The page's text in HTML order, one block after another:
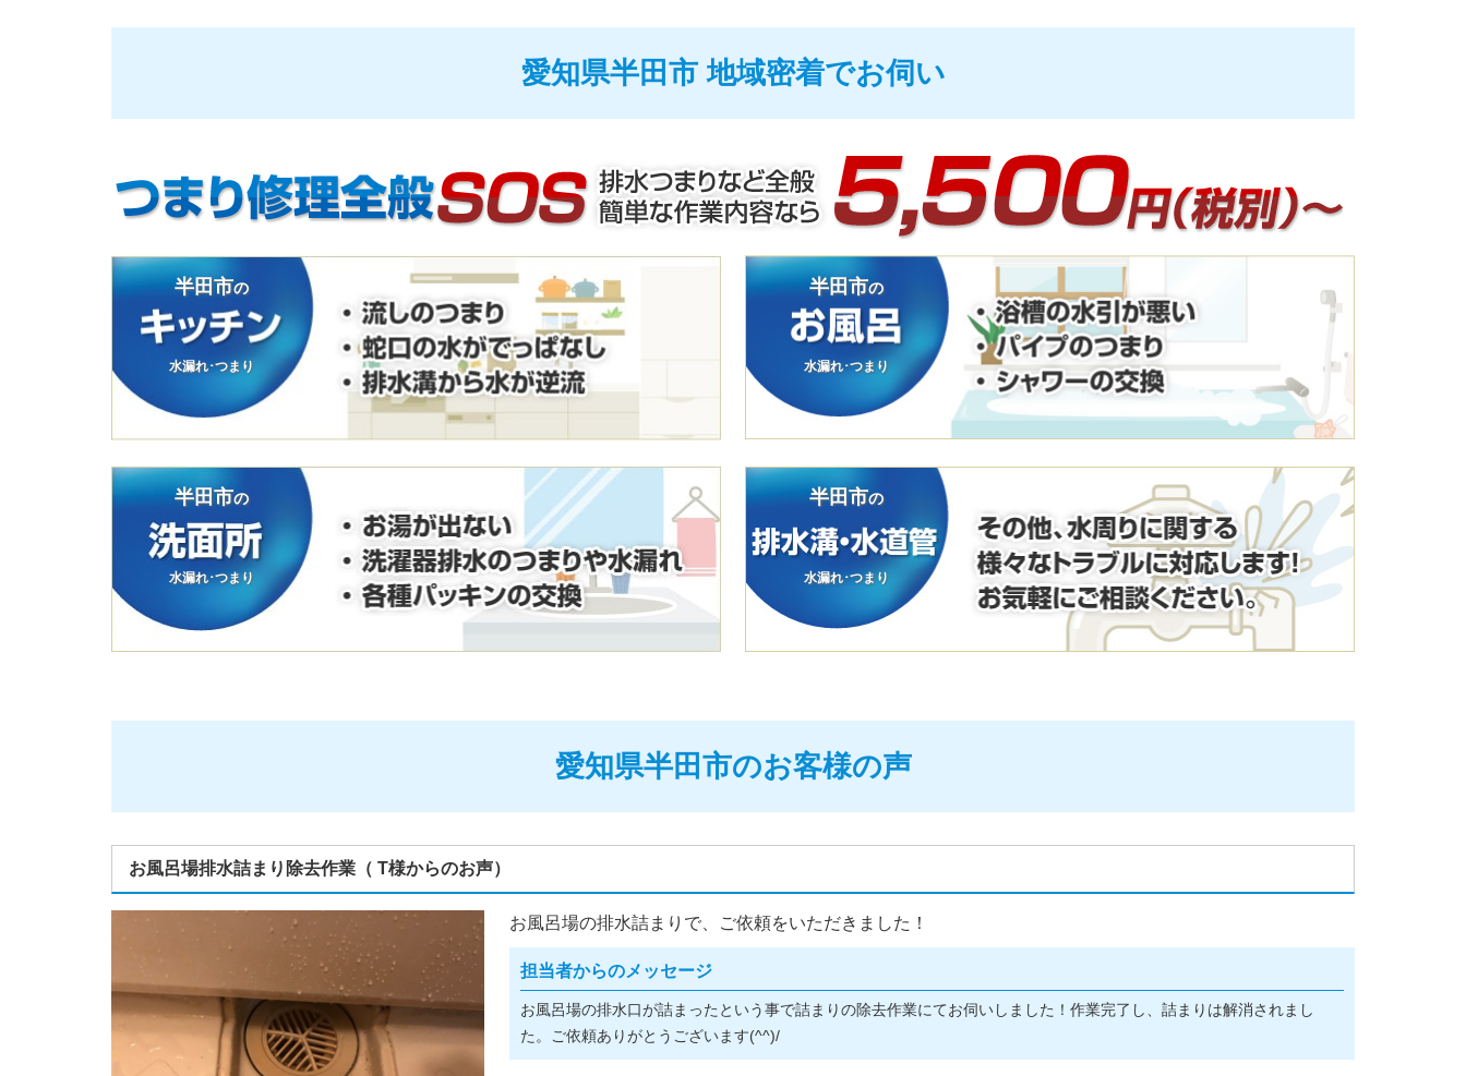
愛知県半田市 地域密着でお伺い
半田市の
水漏れ･つまり
半田市の
水漏れ･つまり
半田市の
水漏れ･つまり
半田市の
水漏れ･つまり
愛知県半田市のお客様の声
お風呂場排水詰まり除去作業（ T様からのお声）
お風呂場の排水詰まりで、ご依頼をいただきました！
担当者からのメッセージ
お風呂場の排水口が詰まったという事で詰まりの除去作業にてお伺いしました！作業完了し、詰まりは解消されまし
た。ご依頼ありがとうございます(^^)/